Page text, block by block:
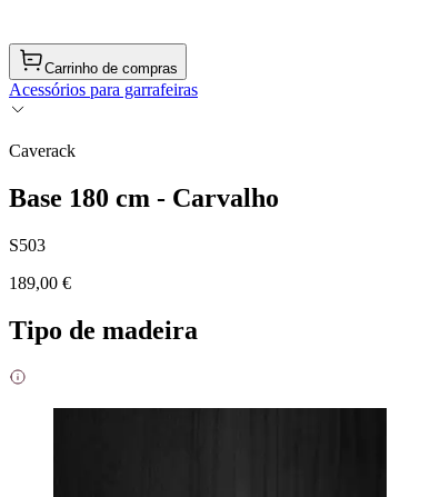
Carrinho de compras
Acessórios para garrafeiras
Caverack
Base 180 cm - Carvalho
S503
189,00 €
Tipo de madeira